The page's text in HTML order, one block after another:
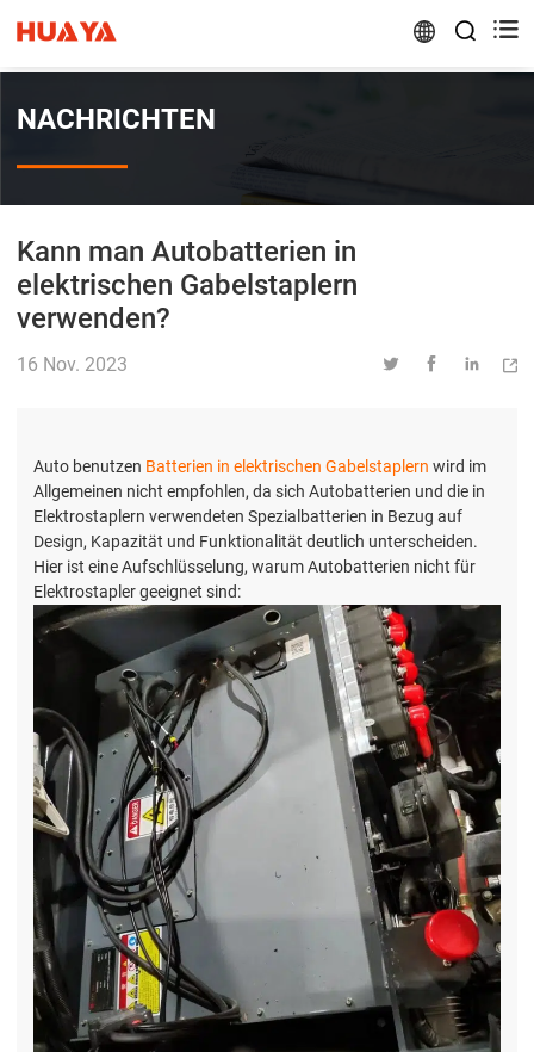
 
NACHRICHTEN
Kann man Autobatterien in
elektrischen Gabelstaplern
verwenden?
16 Nov. 2023    
Auto benutzen Batterien in elektrischen Gabelstaplern wird im
Allgemeinen nicht empfohlen, da sich Autobatterien und die in
Elektrostaplern verwendeten Spezialbatterien in Bezug auf
Design, Kapazität und Funktionalität deutlich unterscheiden.
Hier ist eine Aufschlüsselung, warum Autobatterien nicht für
Elektrostapler geeignet sind: